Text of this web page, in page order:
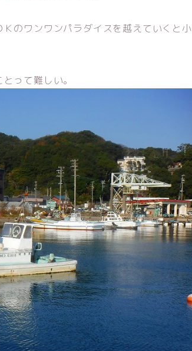
のワンワンパラダイスを越えていくと小
って難しい。